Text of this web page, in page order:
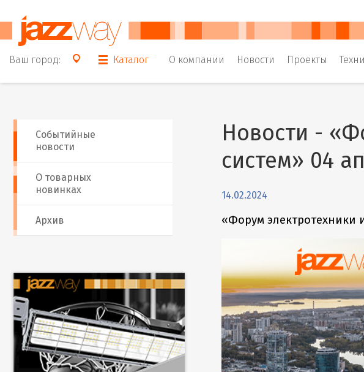
Ваш город: Каталог О компании Новости Проекты
Событийные
новости
О товарных
новинках
Архив
Новости -
систем» 04
14.02.2024
«Форум электротехники